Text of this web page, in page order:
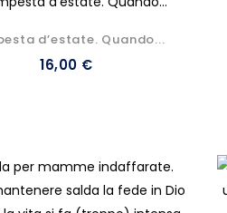
d’estate. Quando...
16,00 €